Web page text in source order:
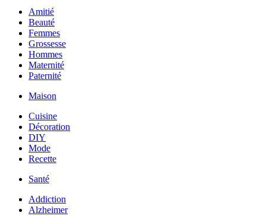
Amitié
Beauté
Femmes
Grossesse
Hommes
Maternité
Paternité
Maison
Cuisine
Décoration
DIY
Mode
Recette
Santé
Addiction
Alzheimer